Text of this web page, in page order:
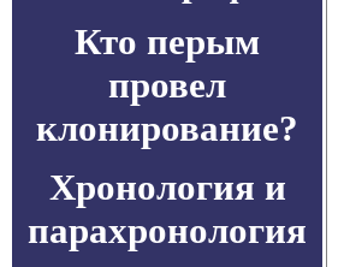
Кто перым
провел
клонирование?
Хронология и
парахронология